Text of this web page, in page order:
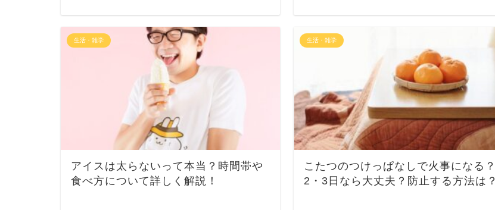
生活・雑学
アイスは太らないって本当？時間帯や
食べ方について詳しく解説！
生活・雑学
こたつのつけっぱなしで火事になる？
2・3日なら大丈夫？防止する方法は？